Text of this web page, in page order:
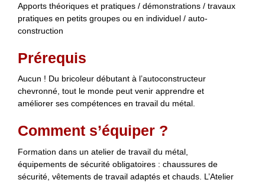
Apports théoriques et pratiques / démonstrations / travaux
pratiques en petits groupes ou en individuel / auto-
construction
Prérequis
Aucun ! Du bricoleur débutant à l’autoconstructeur
chevronné, tout le monde peut venir apprendre et
améliorer ses compétences en travail du métal.
Comment s’équiper ?
Formation dans un atelier de travail du métal,
équipements de sécurité obligatoires : chaussures de
sécurité, vêtements de travail adaptés et chauds. L’Atelier